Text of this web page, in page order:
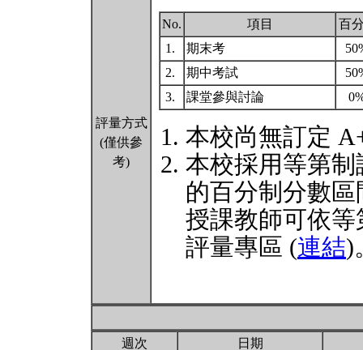
評量方式
(僅供參
考)
No. 項目
百
1.
期末考
2.
期中考試
3.
課堂參與討論
本校尚無訂定
本校採用等第
的百分制分數
授課教師可依
評量專區 (連結)
週次 日期